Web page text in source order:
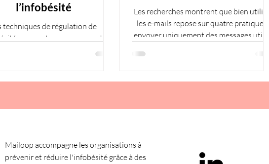
l’infobésité
techniques de régulation de
reposent sur une approche
usagers, managers, RH
par la formation et le leadership.
sans un cadre collectif
et adapté aux réalités
Les recherches montrent que bien utiliser
les e-mails repose sur quatre pratiques :
envoyer uniquement des messages utiles,
efficacité tient à un équilibre entre
Mailoop accompagne les organisations à
prévenir et réduire l'infobésité grâce à des